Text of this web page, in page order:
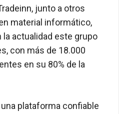
junto a otros
material informático,
la actualidad este grupo
con más de 18.000
en su 80% de la
plataforma confiable